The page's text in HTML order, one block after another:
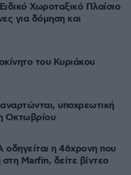
Χωροταξικό Πλαίσιο
για δόμηση και
του Κυριάκου
υποχρεωτική
Οκτωβρίου
η 46χρονη που
στη Marfin, δείτε βίντεο